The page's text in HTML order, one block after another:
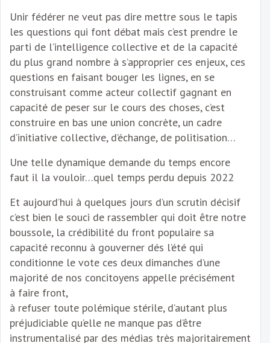
Unir fédérer ne veut pas dire mettre sous le tapis
les questions qui font débat mais c’est prendre le
parti de l’intelligence collective et de la capacité
du plus grand nombre à s’approprier ces enjeux, ces
questions en faisant bouger les lignes, en se
construisant comme acteur collectif gagnant en
capacité de peser sur le cours des choses, c’est
construire en bas une union concrète, un cadre
d’initiative collective, d’échange, de politisation…
Une telle dynamique demande du temps encore
faut il la vouloir…quel temps perdu depuis 2022
Et aujourd’hui à quelques jours d’un scrutin décisif
c’est bien le souci de rassembler qui doit être notre
boussole, la crédibilité du front populaire sa
capacité reconnu à gouverner dés l’été qui
conditionne le vote ces deux dimanches d’une
majorité de nos concitoyens appelle précisément
à faire front,
à refuser toute polémique stérile, d’autant plus
préjudiciable qu’elle ne manque pas d’être
instrumentalisé par des médias très majoritairement